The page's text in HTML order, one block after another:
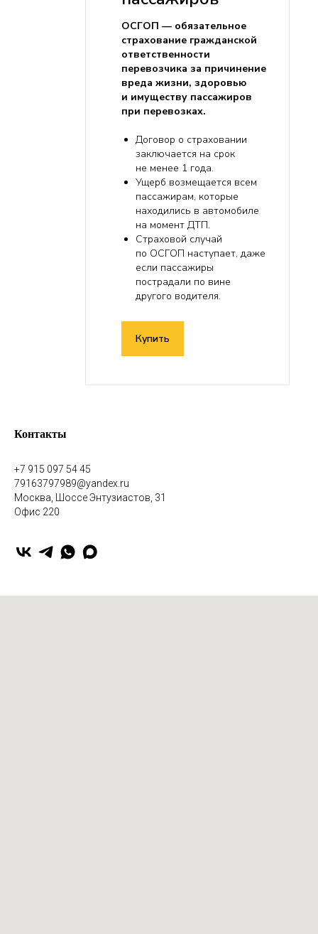
ОСГОП — обязательное
страхование гражданской
ответственности
перевозчика за причинение
вреда жизни, здоровью
и имуществу пассажиров
при перевозках.
Договор о страховании
заключается на срок
не менее 1 года.
Ущерб возмещается всем
пассажирам, которые
находились в автомобиле
на момент ДТП.
Страховой случай
по ОСГОП наступает, даже
если пассажиры
пострадали по вине
другого водителя.
Купить
Контакты
+7 915 097 54 45
79163797989@yandex.ru
Москва, Шоссе Энтузиастов, 31
Офис 220